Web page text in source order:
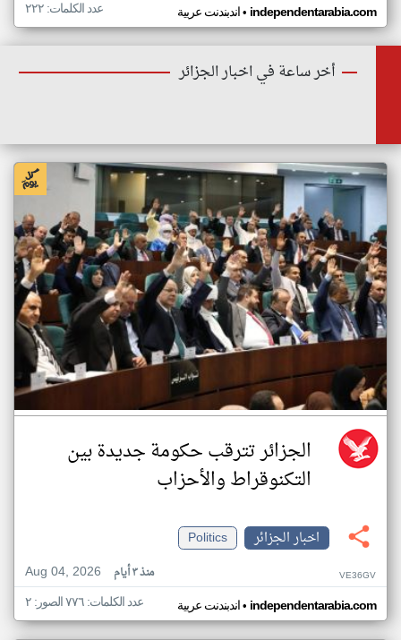
اندبندنت عربية• independentarabia.com عدد الكلمات: ٢٢٢
أخر ساعة في اخبار الجزائر
الجزائر تترقب حكومة جديدة بين
التكنوقراط والأحزاب
اخبار الجزائر
Politics
Aug 04, 2026
منذ ٣ أيام VE36GV
اندبندنت عربية• independentarabia.com عدد الكلمات: ٧٧٦ الصور: ٢